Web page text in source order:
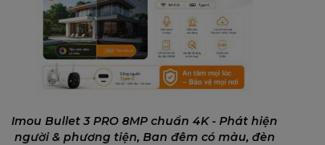
Imou Bullet 3 PRO 8MP chuẩn 4K - Phát hiện
người & phương tiện, Ban đêm có màu, đèn